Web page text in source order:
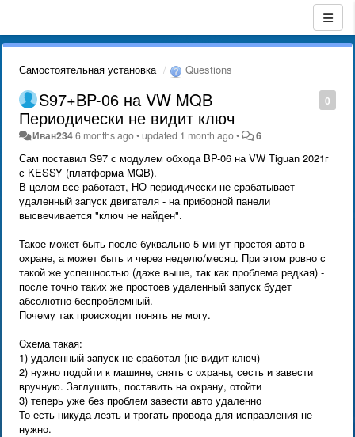
Самостоятельная установка Questions
0
S97+BP-06 на VW MQB
Периодически не видит ключ
Иван2346 months ago•updated 1 month ago• 6
Сам поставил S97 с модулем обхода BP-06 на VW Tiguan 2021г
с KESSY (платформа MQB).
В целом все работает, НО периодически не срабатывает
удаленный запуск двигателя - на приборной панели
высвечивается "ключ не найден".
Такое может быть после буквально 5 минут простоя авто в
охране, а может быть и через неделю/месяц. При этом ровно с
такой же успешностью (даже выше, так как проблема редкая) -
после точно таких же простоев удаленный запуск будет
абсолютно беспроблемный.
Почему так происходит понять не могу.
Cхема такая:
1) удаленный запуск не сработал (не видит ключ)
2) нужно подойти к машине, снять с охраны, сесть и завести
вручную. Заглушить, поставить на охрану, отойти
3) теперь уже без проблем завести авто удаленно
То есть никуда лезть и трогать провода для исправления не
нужно.